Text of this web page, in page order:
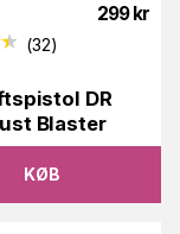
299 kr
(32)
DR
Blaster
KØB